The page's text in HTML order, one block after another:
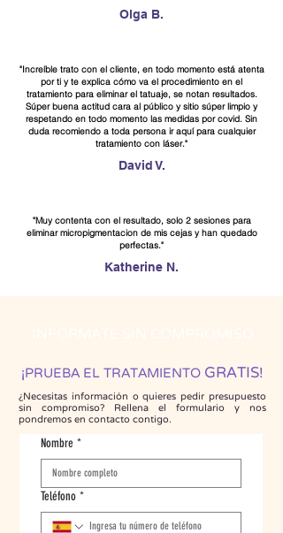
Olga B.
"Increíble trato con el cliente, en todo momento está atenta
por ti y te explica cómo va el procedimiento en el
tratamiento para eliminar el tatuaje, se notan resultados.
Súper buena actitud cara al público y sitio súper limpio y
respetando en todo momento las medidas por covid. Sin
duda recomiendo a toda persona ir aquí para cualquier
tratamiento con láser."
David V.
"Muy contenta con el resultado, solo 2 sesiones para
eliminar micropigmentacion de mis cejas y han quedado
perfectas."
Katherine N.
¡PRUEBA EL TRATAMIENTO GRATIS!
¿Necesitas información o quieres pedir presupuesto
sin compromiso? Rellena el formulario y nos
pondremos en contacto contigo.
Nombre *
Teléfono *